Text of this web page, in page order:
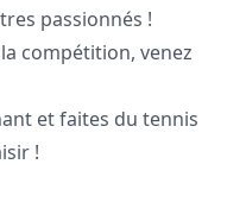
passionnés !
compétition, venez
et faites du tennis
!